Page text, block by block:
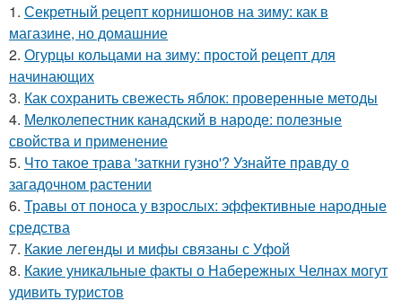
1. Секретный рецепт корнишонов на зиму: как в
магазине, но домашние
2. Огурцы кольцами на зиму: простой рецепт для
начинающих
3. Как сохранить свежесть яблок: проверенные методы
4. Мелколепестник канадский в народе: полезные
свойства и применение
5. Что такое трава 'заткни гузно'? Узнайте правду о
загадочном растении
6. Травы от поноса у взрослых: эффективные народные
средства
7. Какие легенды и мифы связаны с Уфой
8. Какие уникальные факты о Набережных Челнах могут
удивить туристов